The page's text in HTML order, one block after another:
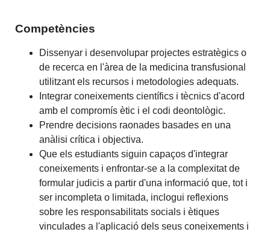
Competències
Dissenyar i desenvolupar projectes estratègics o
de recerca en l'àrea de la medicina transfusional
utilitzant els recursos i metodologies adequats.
Integrar coneixements científics i tècnics d'acord
amb el compromís ètic i el codi deontològic.
Prendre decisions raonades basades en una
anàlisi crítica i objectiva.
Que els estudiants siguin capaços d'integrar
coneixements i enfrontar-se a la complexitat de
formular judicis a partir d'una informació que, tot i
ser incompleta o limitada, inclogui reflexions
sobre les responsabilitats socials i ètiques
vinculades a l'aplicació dels seus coneixements i